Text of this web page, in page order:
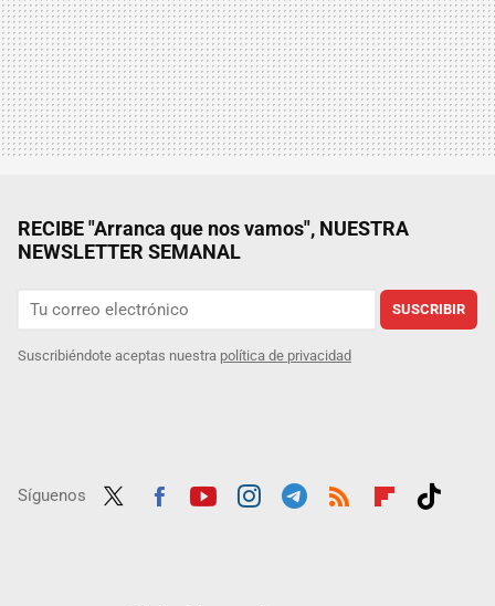
RECIBE "Arranca que nos vamos", NUESTRA
NEWSLETTER SEMANAL
SUSCRIBIR
Suscribiéndote aceptas nuestra política de privacidad
Síguenos